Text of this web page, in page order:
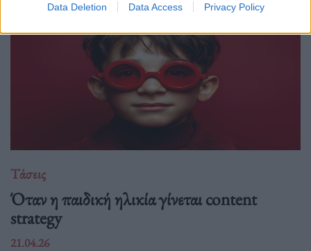
Data Deletion Data Access Privacy Policy
Τάσεις
Όταν η παιδική ηλικία γίνεται content
strategy
21.04.26